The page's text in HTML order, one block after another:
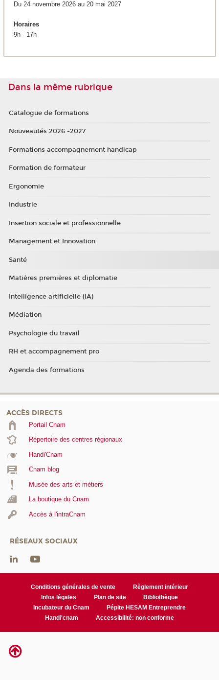
Du 24 novembre 2026 au 20 mai 2027
Horaires
9h - 17h
Dans la même rubrique
Catalogue de formations
Nouveautés 2026 -2027
Formations accompagnement handicap
Formation de formateur
Ergonomie
Industrie
Insertion sociale et professionnelle
Management et Innovation
Santé
Matières premières et diplomatie
Intelligence artificielle (IA)
Médiation
Psychologie du travail
RH et accompagnement pro
Agenda des formations
ACCÈS DIRECTS
Portail Cnam
Répertoire des centres régionaux
Handi'Cnam
Cnam blog
Musée des arts et métiers
La boutique du Cnam
Accès à l'intraCnam
RÉSEAUX SOCIAUX
Conditions générales de vente
Règlement intérieur
Infos légales
Plan de site
Bibliothèque
Incubateur du Cnam
Pépite HESAM Entreprendre
Handi'cnam
Accessibilité: non conforme